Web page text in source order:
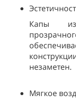
Капы
незаметен.
Мягкое